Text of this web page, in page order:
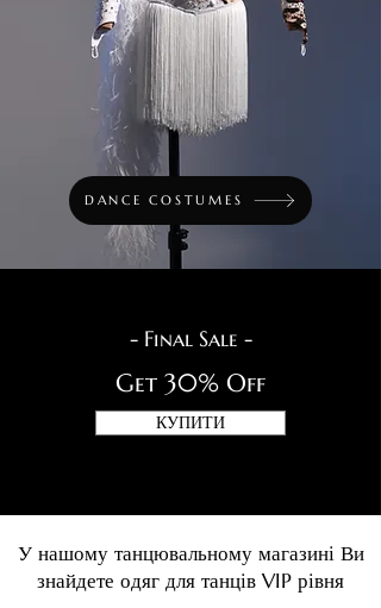
DANCE COSTUMES
- Final Sale -
Get 30% Off
КУПИТИ
У нашому танцювальному магазині Ви
знайдете одяг для танців VIP рівня